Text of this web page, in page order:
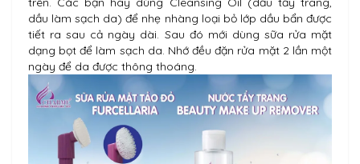
dầu làm sạch da) để nhẹ nhàng loại bỏ lớp dầu bẩn được
tiết ra sau cả ngày dài. Sau đó mới dùng sữa rửa mặt
dạng bọt để làm sạch da. Nhớ đều đặn rửa mặt 2 lần một
ngày để da được thông thoáng.